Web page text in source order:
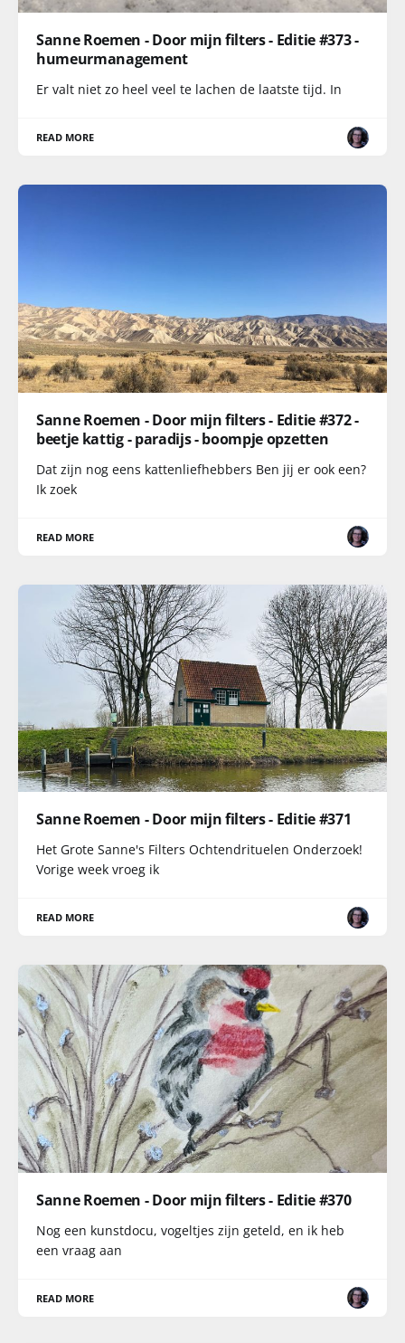
Sanne Roemen - Door mijn filters - Editie #373 -
humeurmanagement
Er valt niet zo heel veel te lachen de laatste tijd. In
READ MORE
Sanne Roemen - Door mijn filters - Editie #372 -
beetje kattig - paradijs - boompje opzetten
Dat zijn nog eens kattenliefhebbers Ben jij er ook een?
Ik zoek
READ MORE
Sanne Roemen - Door mijn filters - Editie #371
Het Grote Sanne's Filters Ochtendrituelen Onderzoek!
Vorige week vroeg ik
READ MORE
Sanne Roemen - Door mijn filters - Editie #370
Nog een kunstdocu, vogeltjes zijn geteld, en ik heb
een vraag aan
READ MORE